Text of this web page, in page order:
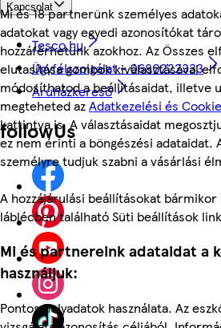
Mi és 18 partnerünk személyes
adatokat vagy egyedi azonosítókat
hozzáférhetünk azokhoz. Az Összes
elutasítása gombok kiválasztásával
módosíthatod a beállításaidat, illetve
megteheted azAdatkezelési és
kattintva is. A választásaidat
ez nem érinti a böngészési adataidat.
személyre tudjuk szabni a vásárlási
A hozzájárulási beállításokat
láblécben található Süti beállítások
Mi és partnereink adataidat a
használjuk:
Pontos helyadatok használata. Az
Kapcsolat
Tesco.hu
Ügyfélszolgálat - 0680222333
Áruházkereső
followUs